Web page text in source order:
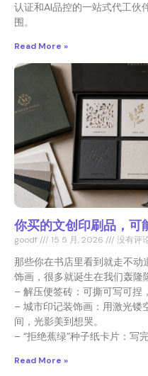
认证和AI品控的一站式代工伙
围。
Read More »
你买的文创印刷品，可
goodf 15 5 月, 2026 没有评
那些你在书店里看到就走不动
饰画，很多就诞生在我们轰隆
– 解压便签砖：可撕可写可捏
– 城市印记装饰画：用激光镂
间，光影美到想哭。
– “拒绝蕉绿”种子纸卡片：写
Read More »